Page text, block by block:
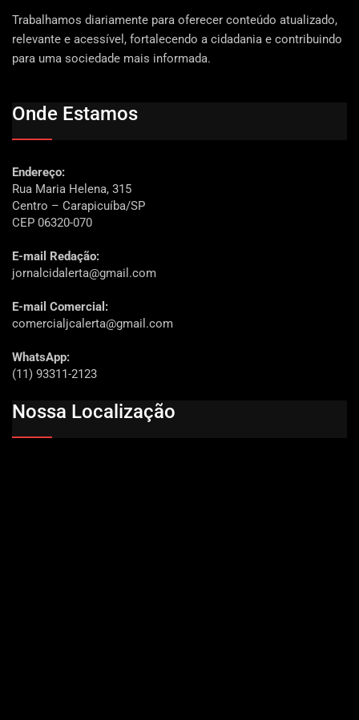
Trabalhamos diariamente para oferecer conteúdo atualizado,
relevante e acessível, fortalecendo a cidadania e contribuindo
para uma sociedade mais informada.
Onde Estamos
Endereço:
Rua Maria Helena, 315
Centro – Carapicuíba/SP
CEP 06320-070
E-mail Redação:
jornalcidalerta@gmail.com
E-mail Comercial:
comercialjcalerta@gmail.com
WhatsApp:
(11) 93311-2123
Nossa Localização